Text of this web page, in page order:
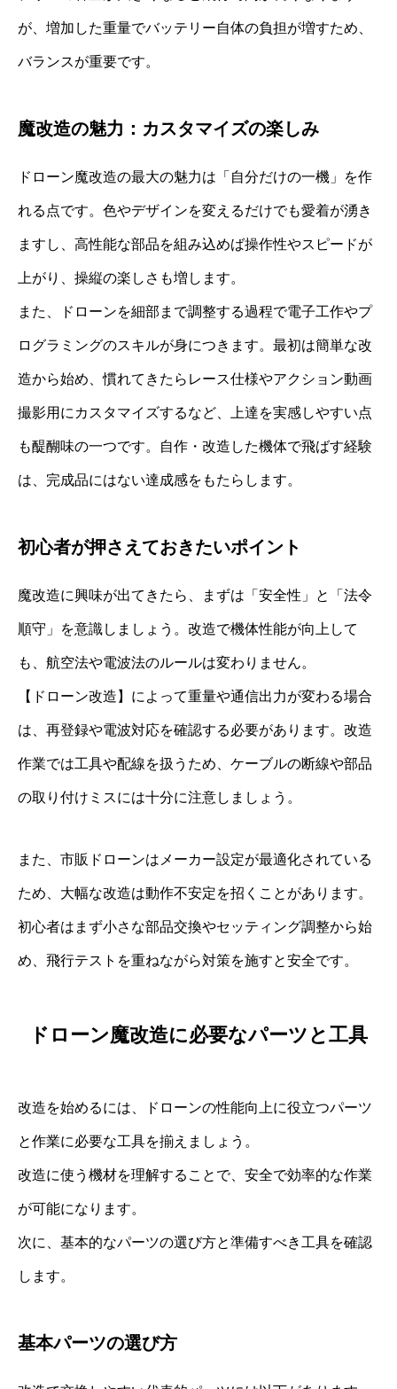
が、増加した重量でバッテリー自体の負担が増すため、
バランスが重要です。
魔改造の魅力：カスタマイズの楽しみ
ドローン魔改造の最大の魅力は「自分だけの一機」を作
れる点です。色やデザインを変えるだけでも愛着が湧き
ますし、高性能な部品を組み込めば操作性やスピードが
上がり、操縦の楽しさも増します。
また、ドローンを細部まで調整する過程で電子工作やプ
ログラミングのスキルが身につきます。最初は簡単な改
造から始め、慣れてきたらレース仕様やアクション動画
撮影用にカスタマイズするなど、上達を実感しやすい点
も醍醐味の一つです。自作・改造した機体で飛ばす経験
は、完成品にはない達成感をもたらします。
初心者が押さえておきたいポイント
魔改造に興味が出てきたら、まずは「安全性」と「法令
順守」を意識しましょう。改造で機体性能が向上して
も、航空法や電波法のルールは変わりません。
【ドローン改造】によって重量や通信出力が変わる場合
は、再登録や電波対応を確認する必要があります。改造
作業では工具や配線を扱うため、ケーブルの断線や部品
の取り付けミスには十分に注意しましょう。
また、市販ドローンはメーカー設定が最適化されている
ため、大幅な改造は動作不安定を招くことがあります。
初心者はまず小さな部品交換やセッティング調整から始
め、飛行テストを重ねながら対策を施すと安全です。
ドローン魔改造に必要なパーツと工具
改造を始めるには、ドローンの性能向上に役立つパーツ
と作業に必要な工具を揃えましょう。
改造に使う機材を理解することで、安全で効率的な作業
が可能になります。
次に、基本的なパーツの選び方と準備すべき工具を確認
します。
基本パーツの選び方